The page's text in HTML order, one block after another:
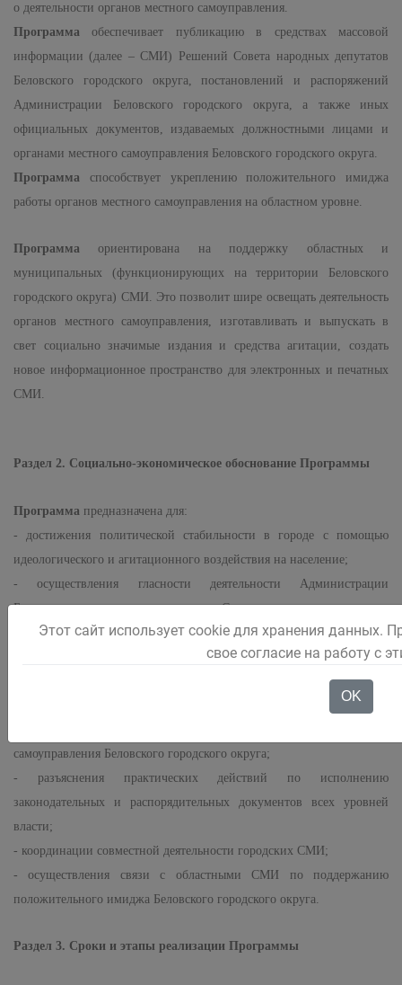
о деятельности органов местного самоуправления.
Программа обеспечивает публикацию в средствах массовой
информации (далее – СМИ) Решений Совета народных депутатов
Беловского городского округа, постановлений и распоряжений
Администрации Беловского городского округа, а также иных
официальных документов, издаваемых должностными лицами и
органами местного самоуправления Беловского городского округа.
Программа способствует укреплению положительного имиджа
работы органов местного самоуправления на областном уровне.
Программа ориентирована на поддержку областных и
муниципальных (функционирующих на территории Беловского
городского округа) СМИ. Это позволит шире освещать деятельность
органов местного самоуправления, изготавливать и выпускать в
свет социально значимые издания и средства агитации, создать
новое информационное пространство для электронных и печатных
СМИ.
Раздел 2. Социально-экономическое обоснование Программы
Программа предназначена для:
- достижения политической стабильности в городе с помощью
идеологического и агитационного воздействия на население;
- осуществления гласности деятельности Администрации
Беловского городского округа и Совета народных депутатов
Беловского городского округа;
- осуществления оперативного распространения и разъяснения
законодательных актов и решений, принимаемых Правительством
Российской Федерации, Государственной Думой, органами
самоуправления Беловского городского округа;
- разъяснения практических действий по исполнению
законодательных и распорядительных документов всех уровней
власти;
- координации совместной деятельности городских СМИ;
- осуществления связи с областными СМИ по поддержанию
положительного имиджа Беловского городского округа.
Раздел 3. Сроки и этапы реализации Программы
Этот сайт использует cookie для хранения данных.
свое согласие на работу с
OK